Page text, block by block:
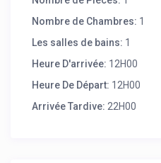
Nombre de Chambres: 1
Les salles de bains: 1
Heure D'arrivée: 12H00
Heure De Départ: 12H00
Arrivée Tardive: 22H00